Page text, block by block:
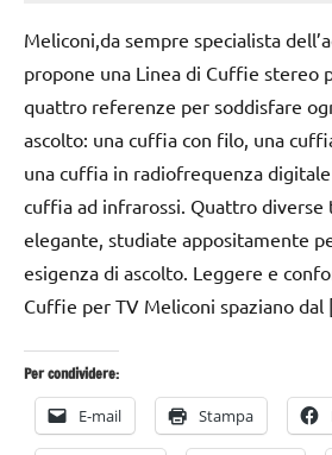
Maggio
Bassanelli
Meliconi,da sempre specialista
propone una Linea di Cuffie stereo
quattro referenze per soddisfare
ascolto: una cuffia con filo, una
una cuffia in radiofrequenza
cuffia ad infrarossi. Quattro diverse
elegante, studiate appositamente
esigenza di ascolto. Leggere e
Cuffie per TV Meliconi spaziano
Per condividere:
E-mail Stampa